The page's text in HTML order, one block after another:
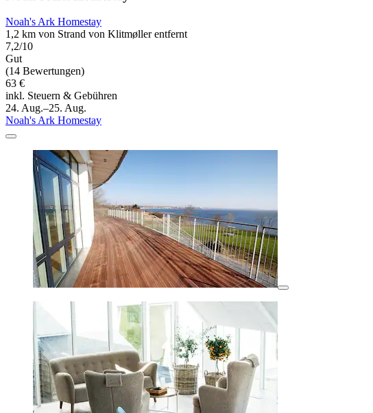
Noah's Ark Homestay
1,2 km von Strand von Klitmøller entfernt
7,2/10
Gut
(14 Bewertungen)
63 €
inkl. Steuern & Gebühren
24. Aug.–25. Aug.
Noah's Ark Homestay